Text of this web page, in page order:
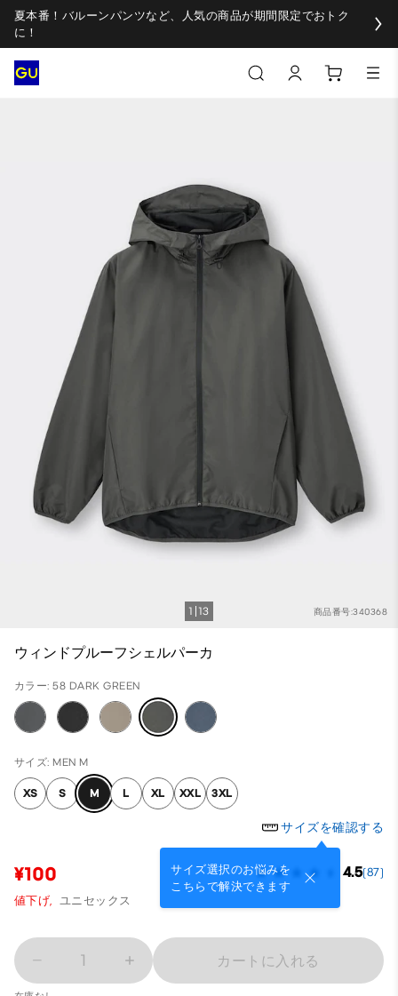
夏本番！バルーンパンツなど、人気の商品が期間限定でおトク
に！
商品番号:340368
1 13
ウィンドプルーフシェルパーカ
カラー: 58 DARK GREEN
サイズ: MEN M
XS S M L XL XXL 3XL
サイズを確認する
サイズ選択のお悩みを
こちらで解決できます
¥100 4.5(87)
値下げ, ユニセックス
1 カートに入れる